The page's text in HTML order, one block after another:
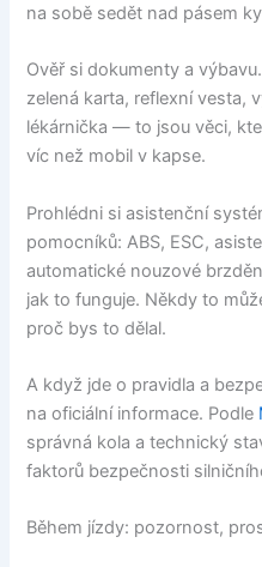
na sobě sedět nad pásem
Ověř si dokumenty a
zelená karta, reflexní vesta,
lékárnička — to jsou věci,
víc než mobil v kapse.
Prohlédni si asistenční
pomocníků: ABS, ESC,
automatické nouzové
jak to funguje. Někdy to
proč bys to dělal.
A když jde o pravidla a
na oficiální informace. Podle
správná kola a technický
faktorů bezpečnosti
Během jízdy: pozornost,